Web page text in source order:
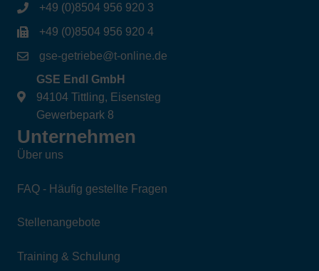
+49 (0)8504 956 920 3
+49 (0)8504 956 920 4
gse-getriebe@t-online.de
GSE Endl GmbH
94104 Tittling, Eisensteg
Gewerbepark 8
Unternehmen
Über uns
FAQ - Häufig gestellte Fragen
Stellenangebote
Training & Schulung